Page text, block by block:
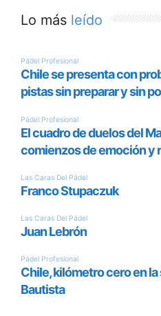
Lo más leído